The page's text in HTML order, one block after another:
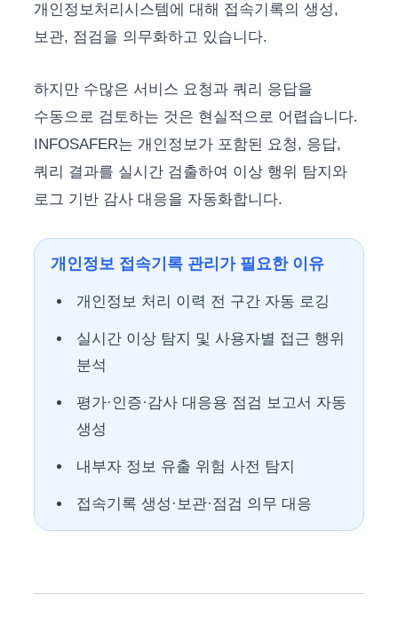
개인정보처리시스템에 대해 접속기록의 생성,
보관, 점검을 의무화하고 있습니다.
하지만 수많은 서비스 요청과 쿼리 응답을
수동으로 검토하는 것은 현실적으로 어렵습니다.
INFOSAFER는 개인정보가 포함된 요청, 응답,
쿼리 결과를 실시간 검출하여 이상 행위 탐지와
로그 기반 감사 대응을 자동화합니다.
개인정보 접속기록 관리가 필요한 이유
개인정보 처리 이력 전 구간 자동 로깅
실시간 이상 탐지 및 사용자별 접근 행위
분석
평가·인증·감사 대응용 점검 보고서 자동
생성
내부자 정보 유출 위험 사전 탐지
접속기록 생성·보관·점검 의무 대응